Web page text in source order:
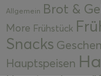
Allgemein Brot &
More Frühstück
Snacks
Hauptspeisen